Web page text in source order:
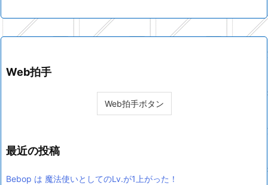
Web拍手
最近の投稿
Bebop は 魔法使いとしてのLv.が1上がった！